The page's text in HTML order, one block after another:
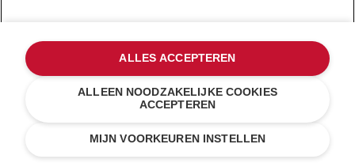
Zonder batterij
€ 208,00
MIJN VOORKEUREN INSTELLEN
ALLEEN NOODZAKELIJKE COOKIES
ACCEPTEREN
ALLES ACCEPTEREN